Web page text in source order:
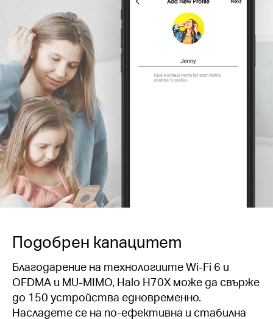
Подобрен капацитет
Благодарение на технологиите Wi-Fi 6 и
OFDMA и MU-MIMO, Halo H70X може да свърже
до 150 устройства едновременно.
Насладете се на по-ефективна и стабилна